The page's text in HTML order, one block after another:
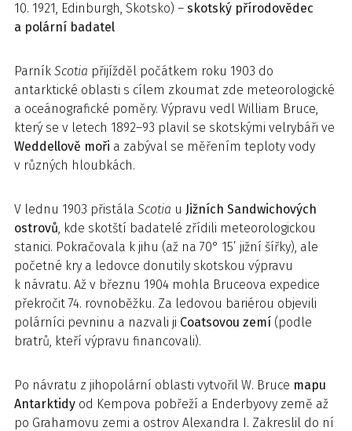
10. 1921, Edinburgh, Skotsko) – skotský přírodovědec
a polární badatel
Parník Scotia přijížděl počátkem roku 1903 do
antarktické oblasti s cílem zkoumat zde meteorologické
a oceánografické poměry. Výpravu vedl William Bruce,
který se v letech 1892–93 plavil se skotskými velrybáři ve
Weddellově moři a zabýval se měřením teploty vody
v různých hloubkách.
V lednu 1903 přistála Scotia u Jižních Sandwichových
ostrovů, kde skotští badatelé zřídili meteorologickou
stanici. Pokračovala k jihu (až na 70° 15’ jižní šířky), ale
početné kry a ledovce donutily skotskou výpravu
k návratu. Až v březnu 1904 mohla Bruceova expedice
překročit 74. rovnoběžku. Za ledovou bariérou objevili
polárníci pevninu a nazvali ji Coatsovou zemí (podle
bratrů, kteří výpravu financovali).
Po návratu z jihopolární oblasti vytvořil W. Bruce mapu
Antarktidy od Kempova pobřeží a Enderbyovy země až
po Grahamovu zemi a ostrov Alexandra I. Zakreslil do ní